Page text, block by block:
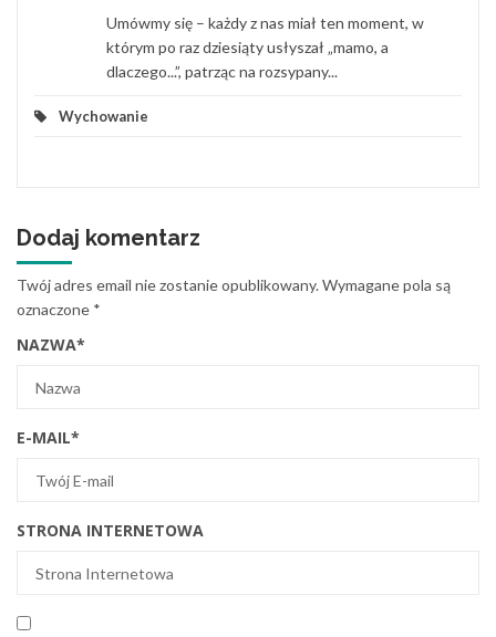
Umówmy się – każdy z nas miał ten moment, w
którym po raz dziesiąty usłyszał „mamo, a
dlaczego...”, patrząc na rozsypany...
Wychowanie
Dodaj komentarz
Twój adres email nie zostanie opublikowany.Wymagane pola są
oznaczone *
NAZWA*
E-MAIL*
STRONA INTERNETOWA